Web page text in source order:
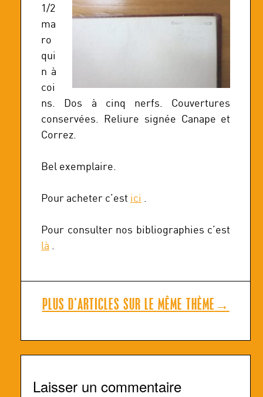
1/2
ma
ro
qui
n à
coi
ns. Dos à cinq nerfs. Couvertures
conservées. Reliure signée Canape et
Correz.
Bel exemplaire.
Pour acheter c’est ici .
Pour consulter nos bibliographies c’est
là .
PLUS D’ARTICLES SUR LE MÊME THÈME →
Laisser un commentaire